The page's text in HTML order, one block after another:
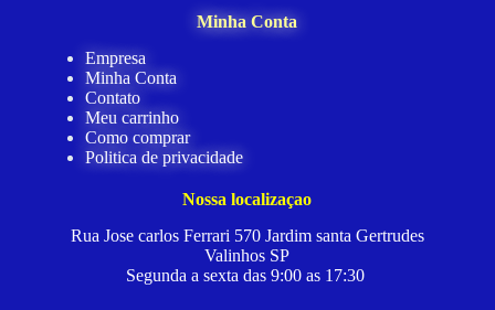
Minha Conta
Empresa
Minha Conta
Contato
Meu carrinho
Como comprar
Politica de privacidade
Nossa localizaçao
Rua Jose carlos Ferrari 570 Jardim santa Gertrudes
Valinhos SP
Segunda a sexta das 9:00 as 17:30